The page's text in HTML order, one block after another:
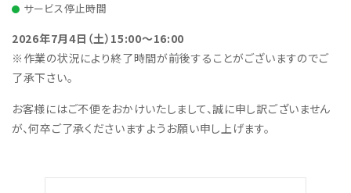
サービス停止時間
2026年7月4日（土）15:00～16:00
※作業の状況により終了時間が前後することがございますのでご
了承下さい。
お客様にはご不便をおかけいたしまして、誠に申し訳ございません
が、何卒ご了承くださいますようお願い申し上げます。